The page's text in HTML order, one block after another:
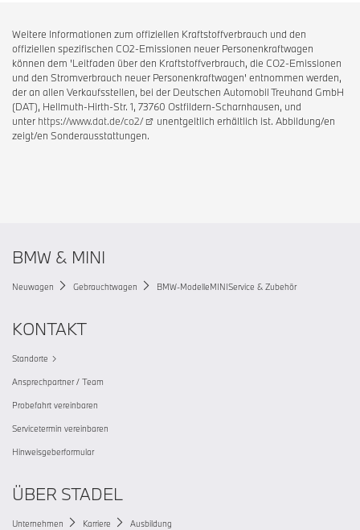
Weitere Informationen zum offiziellen Kraftstoffverbrauch und den
offiziellen spezifischen CO2-Emissionen neuer Personenkraftwagen
können dem 'Leitfaden über den Kraftstoffverbrauch, die CO2-Emissionen
und den Stromverbrauch neuer Personenkraftwagen' entnommen werden,
der an allen Verkaufsstellen, bei der Deutschen Automobil Treuhand GmbH
(DAT), Hellmuth-Hirth-Str. 1, 73760 Ostfildern-Scharnhausen, und
unter https://www.dat.de/co2/
unentgeltlich erhältlich ist. Abbildung/en
zeigt/en Sonderausstattungen.
BMW & MINI
Neuwagen Gebrauchtwagen BMW-ModelleMINIService & Zubehör
KONTAKT
Standorte
Ansprechpartner / Team
Probefahrt vereinbaren
Servicetermin vereinbaren
Hinweisgeberformular
ÜBER STADEL
Unternehmen Karriere Ausbildung